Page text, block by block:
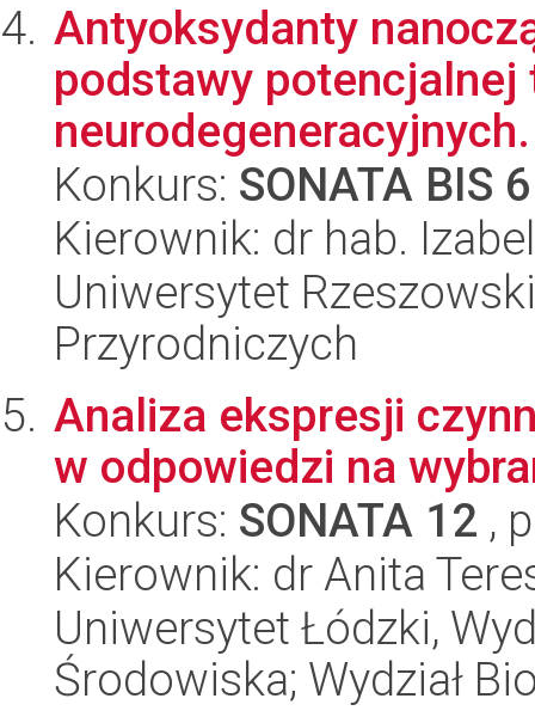
Antyoksydanty
podstawy potencjalnej
neurodegeneracyjnych.
Konkurs: SONATA BIS 6
Kierownik: dr hab.
Uniwersytet
Przyrodniczych
Analiza ekspresji
w odpowiedzi na
Konkurs: SONATA 12 ,
Kierownik: dr Anita
Uniwersytet Łódzki,
Środowiska; Wydział